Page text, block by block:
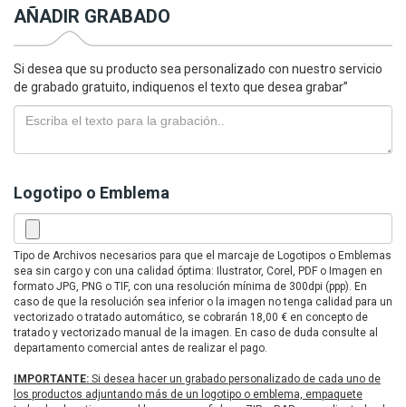
AÑADIR GRABADO
Si desea que su producto sea personalizado con nuestro servicio
de grabado gratuito, indiquenos el texto que desea grabar”
Logotipo o Emblema
Tipo de Archivos necesarios para que el marcaje de Logotipos o Emblemas
sea sin cargo y con una calidad óptima: Ilustrator, Corel, PDF o Imagen en
formato JPG, PNG o TIF, con una resolución mínima de 300dpi (ppp). En
caso de que la resolución sea inferior o la imagen no tenga calidad para un
vectorizado o tratado automático, se cobrarán 18,00 € en concepto de
tratado y vectorizado manual de la imagen. En caso de duda consulte al
departamento comercial antes de realizar el pago.
IMPORTANTE: Si desea hacer un grabado personalizado de cada uno de
los productos adjuntando más de un logotipo o emblema, empaquete